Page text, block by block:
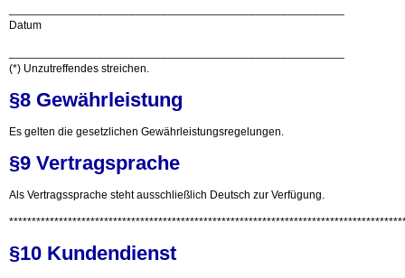
Datum
(*) Unzutreffendes streichen.
§8 Gewährleistung
Es gelten die gesetzlichen Gewährleistungsregelungen.
§9 Vertragsprache
Als Vertragssprache steht ausschließlich Deutsch zur Verfügung.
§10 Kundendienst